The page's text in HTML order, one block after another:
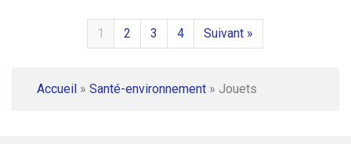
1 2 3 4 Suivant »
Accueil » Santé-environnement » Jouets